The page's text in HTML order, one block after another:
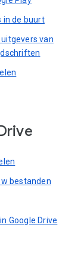
in de buurt
van
bestanden
Google Drive